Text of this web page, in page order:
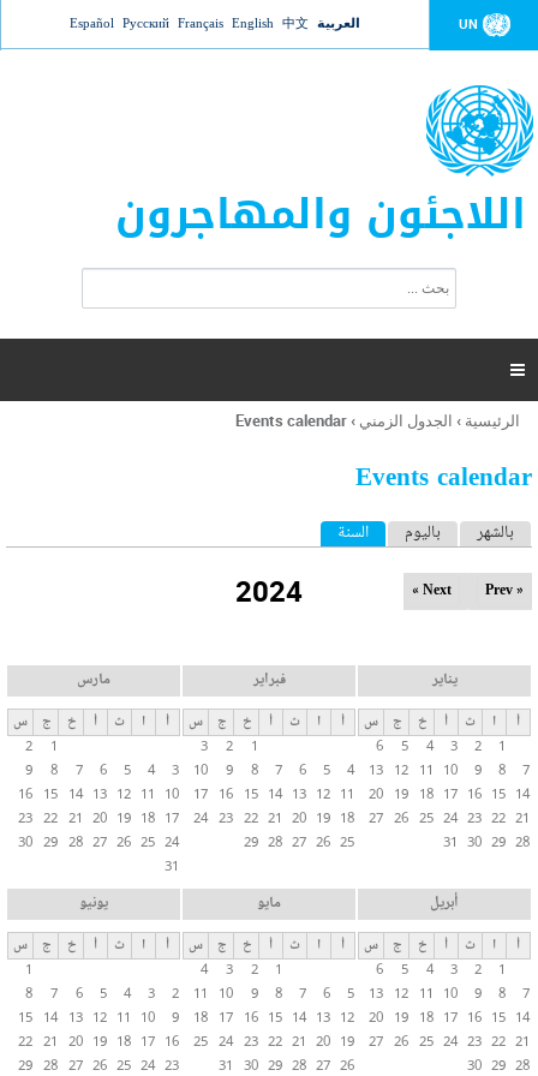
Jump to navigation UN العربية 中文
English
Français
Русский
Español
اللاجئون والمهاجرون
ت
ر
ل
ح
ب

أنت
هنا
الرئيسية › الجدول الزمني ›
Events calendar
Events calendar
ا
ل
ب
ب
ا
ت
ا
ل
أ
س
ا
س
ي
ة
بالشهر باليوم السنة (علامة التبويب النشطة)
2024 « Prev
Next »
يناير
أ ا ث أ خ ج
س
1
2
3
4
5
6
7
8
9
10
11
12
13
14
15
16
17
18
19
20
21
22
23
24
25
26
27
28
29
30
31
فبراير
أ ا ث أ خ ج
س
1
2
3
4
5
6
7
8
9
10
11
12
13
14
15
16
17
18
19
20
21
22
23
24
25
26
27
28
29
مارس
أ ا ث أ خ ج
س
1
2
3
4
5
6
7
8
9
10
11
12
13
14
15
16
17
18
19
20
21
22
23
24
25
26
27
28
29
30
31
أبريل
أ ا ث أ خ ج
س
1
2
3
4
5
6
7
8
9
10
11
12
13
14
15
16
17
18
19
20
21
22
23
24
25
26
27
28
29
30
مايو
أ ا ث أ خ ج
س
1
2
3
4
5
6
7
8
9
10
11
12
13
14
15
16
17
18
19
20
21
22
23
24
25
26
27
28
29
30
31
يونيو
أ ا ث أ خ ج
س
1
2
3
4
5
6
7
8
9
10
11
12
13
14
15
16
17
18
19
20
21
22
23
24
25
26
27
28
29